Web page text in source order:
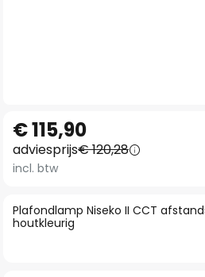
naar
het
begin
de
afbeeldingen-
Plafondlamp Niseko II CCT
houtkleurig
€ 115,90
adviesprijs€ 120,28
incl. btw